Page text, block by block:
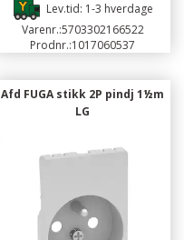
Lev.tid: 1-3 hverdage
Varenr.:5703302166522
Prodnr.:1017060537
Afd FUGA stikk 2P pindj 1½m
LG